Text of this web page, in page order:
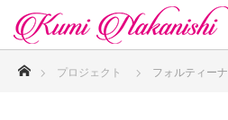
プロジェクト フォルティーナ